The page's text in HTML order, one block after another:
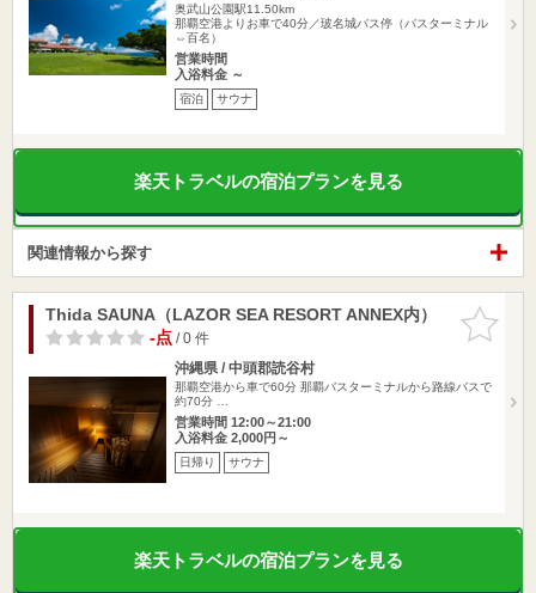
奥武山公園駅11.50km
那覇空港よりお車で40分／玻名城バス停（バスターミナル
⇔百名）
営業時間
入浴料金 ～
宿泊 サウナ
楽天トラベルの宿泊プランを見る
関連情報から探す
お気に入
りに追加
Thida SAUNA（LAZOR SEA RESORT ANNEX内）
-点/ 0 件
沖縄県 / 中頭郡読谷村
那覇空港から車で60分 那覇バスターミナルから路線バスで
約70分 …
営業時間 12:00～21:00
入浴料金 2,000円～
日帰り サウナ
楽天トラベルの宿泊プランを見る